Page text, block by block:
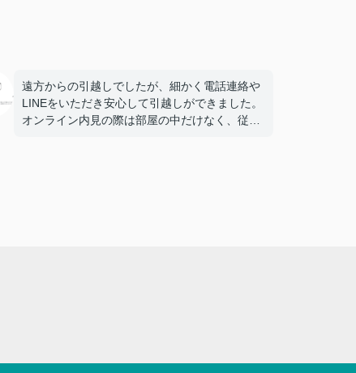
遠方からの引越しでしたが、細かく電話連絡や
LINEをいただき安心して引越しができました。
オンライン内見の際は部屋の中だけなく、従業